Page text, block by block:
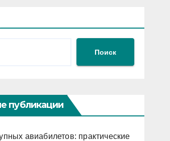
Поиск
публикации
авиабилетов: практические